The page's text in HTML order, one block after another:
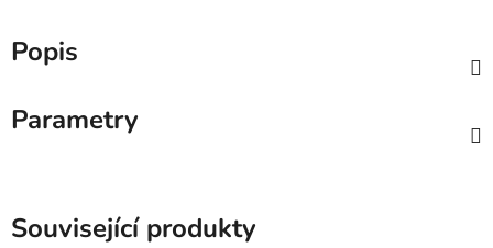
Popis
Parametry
Související produkty